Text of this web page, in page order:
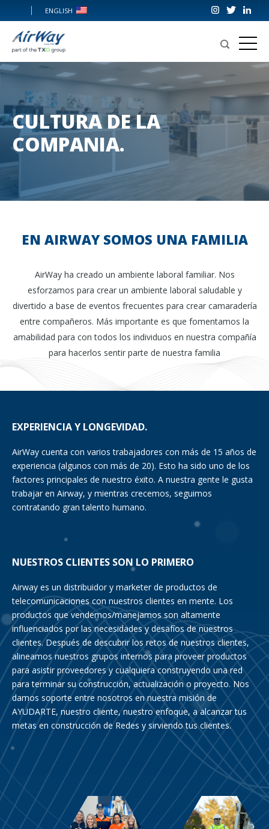
to
content
ENGLISH
Airway
CULTURA DE LA
COMPANIA.
EN AIRWAY SOMOS UNA FAMILIA
AirWay ha creado un ambiente laboral familiar. Nos
esforzamos para crear un ambiente laboral saludable y
divertido a base de eventos frecuentes para crear camaradería
entre compañeros. Más importante es que fomentamos la
amabilidad para con todos los individuos en nuestra compañía
para hacerlos sentir parte de nuestra familia
EXPERIENCIA Y LONGEVIDAD.
AirWay cuenta con varios trabajadores con más de 15 años de
experiencia (algunos con más de 20). Esto ha sido uno de los
factores principales de nuestro éxito. A nuestra gente le gusta
trabajar en Airway, y mientras crecemos, seguimos
contratando gran talento humano.
NUESTROS CLIENTES SON LO PRIMERO
Airway es un distribuidor y marketer de productos de
telecomunicaciones con nuestros clientes en mente. Los
productos que vendemos/manejamos son altamente
influenciados por las necesidades y desafíos de nuestros
clientes. Después de descubrir los retos de nuestros clientes,
alineamos nuestros grupos internos para proveer productos
para asistir proveedores y cualquiera construyendo una red
para terminar su construcción, actualización o proyecto. Nos
damos soporte entre nosotros en nuestra misión de
AYUDARTE, nuestro cliente, nuestro enfoque, a alcanzar tus
metas en construcción de Redes y sirviendo tus clientes.